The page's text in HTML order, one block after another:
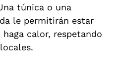
túnica o una
le permitirán estar
calor, respetando